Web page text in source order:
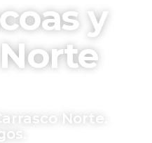
y
Norte.